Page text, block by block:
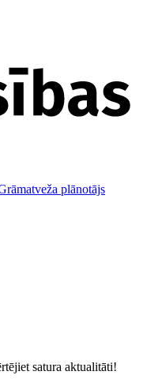
plānotājs
satura aktualitāti!